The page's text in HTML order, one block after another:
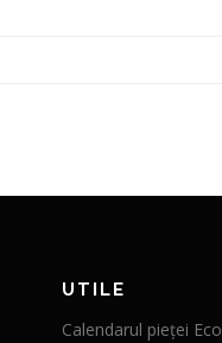
UTILE
Calendarul pieței